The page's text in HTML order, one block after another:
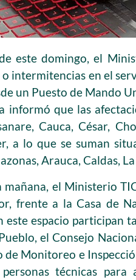
este domingo, el
intermitencias en el
un Puesto de Mando
informó que las
Cauca, César,
a lo que se suman
Arauca, Caldas,
mañana, el Ministerio
frente a la Casa de
este espacio
el Consejo
Monitoreo e
técnicas para